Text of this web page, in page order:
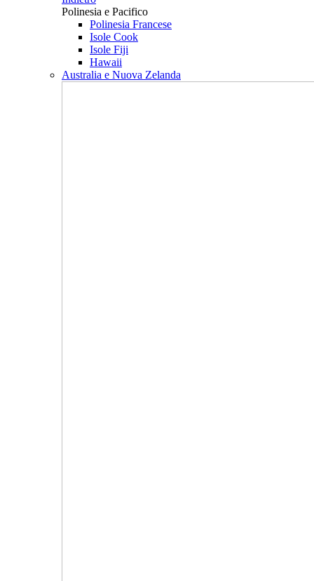
Polinesia e Pacifico
Polinesia Francese
Isole Cook
Isole Fiji
Hawaii
Australia e Nuova Zelanda